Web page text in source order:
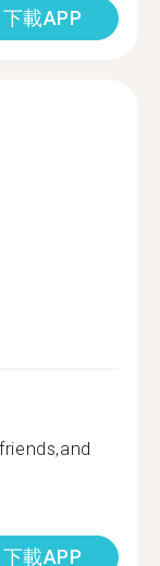
下載APP
下載APP